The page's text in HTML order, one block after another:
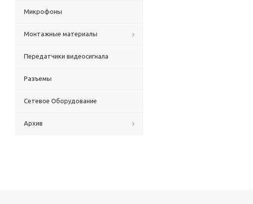
Микрофоны
Монтажные материалы
Передатчики видеосигнала
Разъемы
Сетевое Оборудование
Архив